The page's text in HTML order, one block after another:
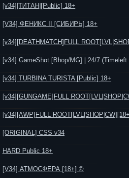
[v34]|ТИТАН|[Public] 18+
[V34] ФЕНИКС II [СИБИРЬ] 18+
[v34][DEATHMATCH]FULL
[v34] GameShot [Bhop/MG] | 24/7 (Timeleft
[v34] TURBINA TURISTA [Public] 18+
[v34][GUNGAME]FULL
[v34][AWP]FULL
[ORIGINAL] CSS v34
HARD Public 18+
[V34] АТМОСФЕРА [18+] ©